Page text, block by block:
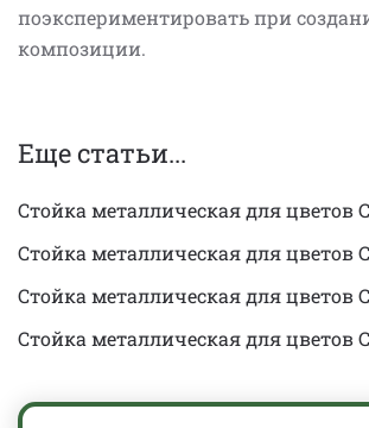
поэкспериментировать при
композиции.
Еще статьи...
Стойка металлическая для цветов
Стойка металлическая для цветов
Стойка металлическая для цветов
Стойка металлическая для цветов